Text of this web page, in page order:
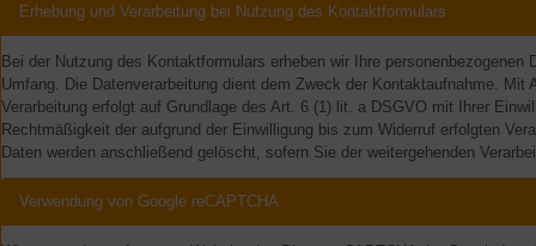
Erhebung und Verarbeitung bei Nutzung des Kontaktformulars
Bei der Nutzung des Kontaktformulars erheben wir Ihre
Umfang. Die Datenverarbeitung dient dem Zweck der Kontaktaufnahme.
Verarbeitung erfolgt auf Grundlage des Art. 6 (1) lit. a DSGVO mit Ihrer
Rechtmäßigkeit der aufgrund der Einwilligung bis zum Widerruf erfolgten
Daten werden anschließend gelöscht, sofern Sie der weitergehenden
Verwendung von Google reCAPTCHA